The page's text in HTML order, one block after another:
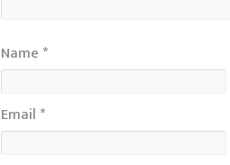
Name *
Email *